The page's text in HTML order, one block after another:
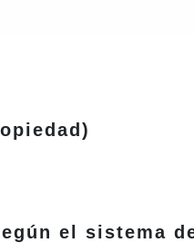
el sistema